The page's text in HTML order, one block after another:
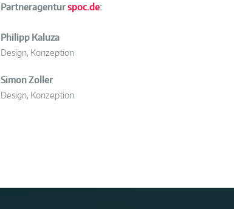
Partneragenturspoc.de:
Philipp Kaluza
Design, Konzeption
Simon Zoller
Design, Konzeption